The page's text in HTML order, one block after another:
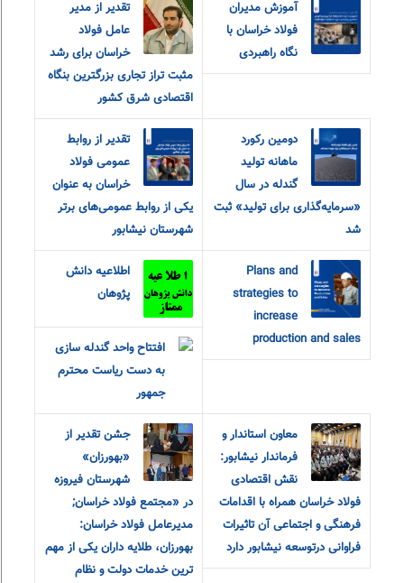
آموزش مدیران
فولاد خراسان با
نگاه راهبردی
تقدیر از مدیر
عامل فولاد
خراسان برای رشد
مثبت تراز تجاری بزرگترین بنگاه
اقتصادی شرق کشور
دومین رکورد
ماهانه تولید
گندله در سال
«سرمایه‌گذاری برای تولید» ثبت
شد
تقدیر از روابط‌
عمومی فولاد
خراسان به عنوان
یکی از روابط‌ عمومی‌های برتر
شهرستان نیشابور
Plans and
strategies to
increase
production and sales
اطلاعیه دانش
پژوهان
افتتاح واحد گندله سازی
به دست ریاست محترم
جمهور
معاون استاندار و
فرماندار نیشابور:
نقش اقتصادی
فولاد خراسان همراه با اقدامات
فرهنگی و اجتماعی آن تاثیرات
فراوانی درتوسعه نیشابور دارد
جشن تقدیر از
«بهورزان»
شهرستان فیروزه
در «مجتمع فولاد خراسان;
مدیرعامل فولاد خراسان:
بهورزان، طلایه داران یکی از مهم
ترین خدمات دولت و نظام